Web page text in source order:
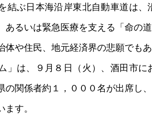
結ぶ日本海沿岸東北自動車道は
あるいは緊急医療を支える「命の
体や住民、地元経済界の悲願でも
」は、９月８日（火）、酒田市
の関係者約１，０００名が出席し
す。